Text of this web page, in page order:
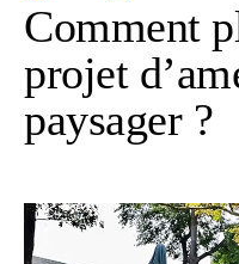
Comment
projet
paysager ?